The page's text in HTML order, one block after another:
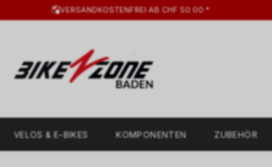
VERSANDKOSTENFREI AB CHF 50.00 *
VELOS & E-BIKES KOMPONENTEN ZUBEHÖR